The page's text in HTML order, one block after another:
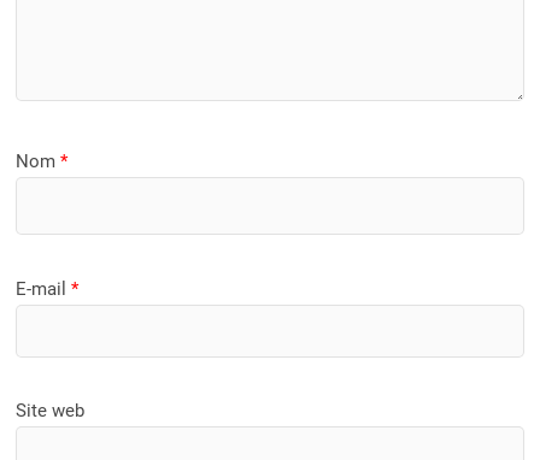
Nom*
E-mail*
Site web